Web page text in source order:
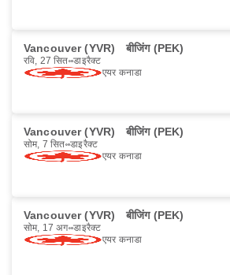
Vancouver (YVR) बीजिंग (PEK)
रवि, 27 सित॰ डाइरैक्ट
एयर कनाडा
Vancouver (YVR) बीजिंग (PEK)
सोम, 7 सित॰ डाइरैक्ट
एयर कनाडा
Vancouver (YVR) बीजिंग (PEK)
सोम, 17 अग॰ डाइरैक्ट
एयर कनाडा